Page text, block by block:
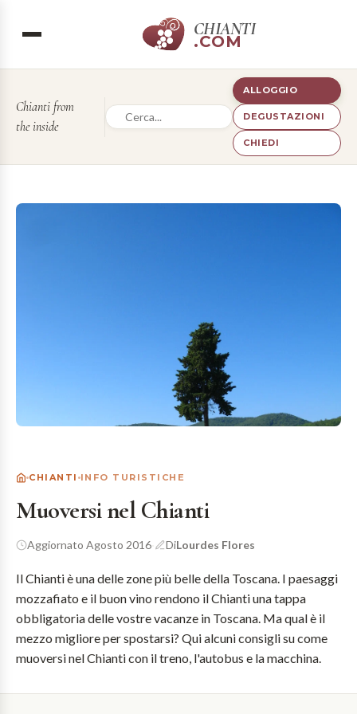
CHIANTI
.COM
Chianti from
the inside
ALLOGGIO
DEGUSTAZIONI
CHIEDI
CHIANTI INFO TURISTICHE
Muoversi nel Chianti
Aggiornato Agosto 2016 DiLourdes Flores
Il Chianti è una delle zone più belle della Toscana. I paesaggi
mozzafiato e il buon vino rendono il Chianti una tappa
obbligatoria delle vostre vacanze in Toscana. Ma qual è il
mezzo migliore per spostarsi? Qui alcuni consigli su come
muoversi nel Chianti con il treno, l'autobus e la macchina.